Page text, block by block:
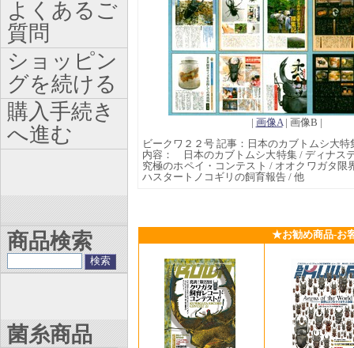
| 画像A| 画像B |
ビークワ２２号 記事：日本のカブトムシ大
内容： 日本のカブトムシ大特集 / ディナス
究極のホペイ・コンテスト / オオクワガタ限
ハスタートノコギリの飼育報告 / 他
★お勧め商品-お
よくあるご
質問
ショッピン
グを続ける
購入手続き
へ進む
商品検索
菌糸商品